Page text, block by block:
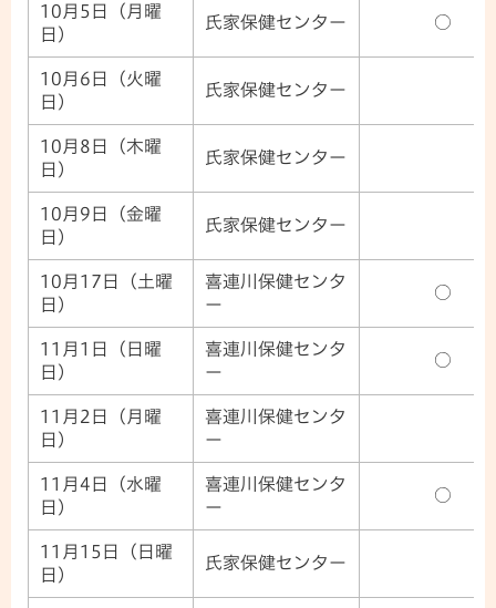
10月5日（月曜
日）
氏家保健センター ○
10月6日（火曜
日）
氏家保健センター
10月8日（木曜
日）
氏家保健センター
10月9日（金曜
日）
氏家保健センター
10月17日（土曜
日）
喜連川保健センタ
ー
○
11月1日（日曜
日）
喜連川保健センタ
ー
○
11月2日（月曜
日）
喜連川保健センタ
ー
11月4日（水曜
日）
喜連川保健センタ
ー
○
11月15日（日曜
日）
氏家保健センター